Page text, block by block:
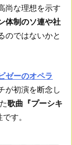
尚な理想を示す
体制のソ連や社
のではないかと
ゼーのオペラ
が初演を断念し
歌曲『プーシキ
す。